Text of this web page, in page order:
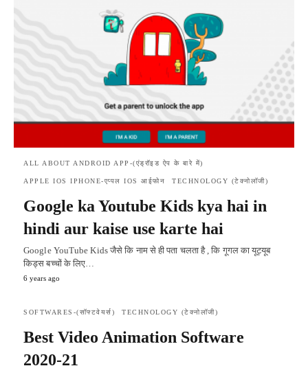
ALL ABOUT ANDROID APP-(एंड्रॉइड ऐप के बारे में)
APPLE IOS IPHONE-एप्पल IOS आईफोन TECHNOLOGY (टेक्नोलॉजी)
Google ka Youtube Kids kya hai in
hindi aur kaise use karte hai
Google YouTube Kids जैसे कि नाम से ही पता चलता है , कि गूगल का यूट्यूब
किड्स बच्चों के लिए…
6 years ago
SOFTWARES-(सॉफ्टवेयर्स) TECHNOLOGY (टेक्नोलॉजी)
Best Video Animation Software
2020-21